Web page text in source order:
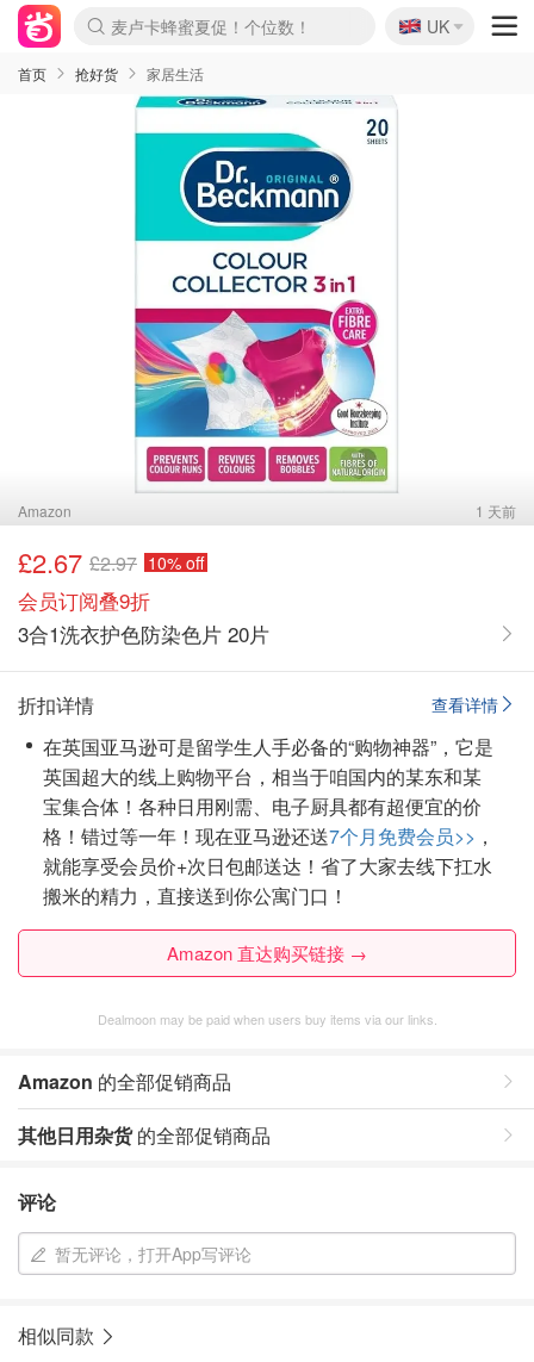
麦卢卡蜂蜜夏促！个位数！
Prada/Miu 4.8折！
啥？必胜客披萨5折！
🇬🇧
UK
首页 抢好货 家居生活
Amazon 1 天前
£2.67 £2.97 10% off
会员订阅叠9折
3合1洗衣护色防染色片 20片
查看详情
折扣详情
在英国亚马逊可是留学生人手必备的“购物神器”，它是
英国超大的线上购物平台，相当于咱国内的某东和某
宝集合体！ 各种日用刚需、电子厨具都有超便宜的价
格！错过等一年！现在亚马逊还送7个月免费会员>> ，
就能享受会员价+次日包邮送达！省了大家去线下扛水
搬米的精力，直接送到你公寓门口！
Amazon 直达购买链接 →
Dealmoon may be paid when users buy items via our links.
Amazon 的全部促销商品
其他日用杂货的全部促销商品
评论
暂无评论，打开App写评论
相似同款